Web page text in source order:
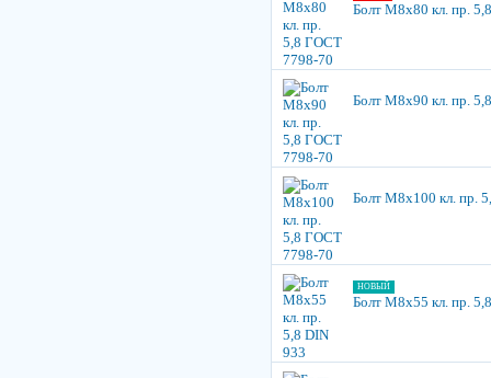
Болт М8х80 кл. пр.
Болт М8х90 кл. пр.
Болт М8х100 кл. пр.
НОВЫЙ
Болт М8х55 кл. пр.